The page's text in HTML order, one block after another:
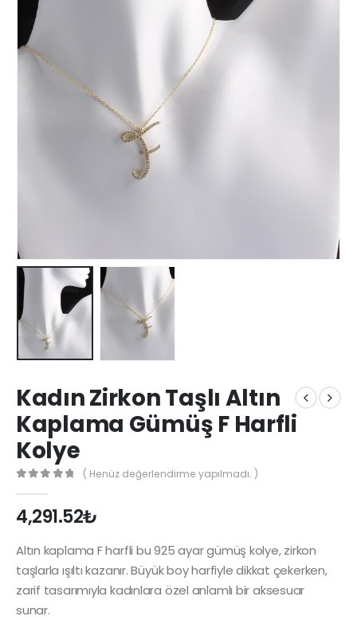
Kadın Zirkon Taşlı Altın
Kaplama Gümüş F Harfli
Kolye
( Henüz değerlendirme yapılmadı. )
4,291.52₺
Altın kaplama F harfli bu 925 ayar gümüş kolye, zirkon
taşlarla ışıltı kazanır. Büyük boy harfiyle dikkat çekerken,
zarif tasarımıyla kadınlara özel anlamlı bir aksesuar
sunar.